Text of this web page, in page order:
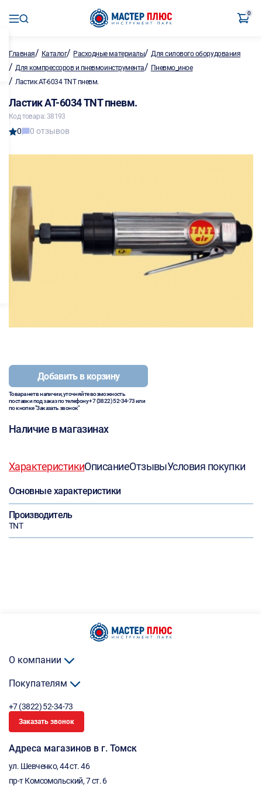
0
Главная/ Каталог/ Расходные материалы/Для силового оборудования
/ Для компрессоров и пневмоинструмента/ Пневмо_иное
/ Ластик АТ-6034 TNT пневм.
Ластик АТ-6034 TNT пневм.
Код товара: 38193
0 0 отзывов
Добавить в корзину
Товара нет в наличии, уточняйте возможность
поставки под заказ по телефону+7 (3822) 52-34-73или
по кнопке "Заказать звонок"
Наличие в магазинах
ХарактеристикиОписаниеОтзывыУсловия покупки
Основные характеристики
Производитель
TNT
О компании
Покупателям
+7 (3822) 52-34-73
Заказать звонок
Адреса магазинов в г. Томск
ул. Шевченко, 44 ст. 46
пр-т Комсомольский, 7 ст. 6